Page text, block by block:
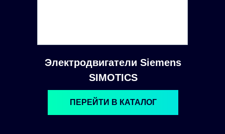
Электродвигатели Siemens
SIMOTICS
ПЕРЕЙТИ В КАТАЛОГ